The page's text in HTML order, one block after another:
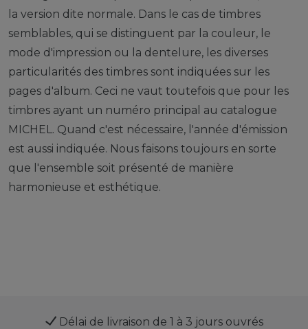
la version dite normale. Dans le cas de timbres
semblables, qui se distinguent par la couleur, le
mode d'impression ou la dentelure, les diverses
particularités des timbres sont indiquées sur les
pages d'album. Ceci ne vaut toutefois que pour les
timbres ayant un numéro principal au catalogue
MICHEL. Quand c'est nécessaire, l'année d'émission
est aussi indiquée. Nous faisons toujours en sorte
que l'ensemble soit présenté de manière
harmonieuse et esthétique.
Délai de livraison de 1 à 3 jours ouvrés